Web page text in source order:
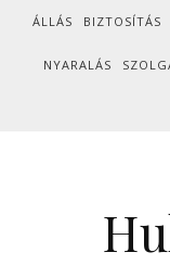
Skip to content
ÁLLÁS BIZTOSÍTÁS
NYARALÁS